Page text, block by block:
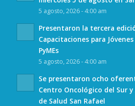
5 agosto, 2026 - 4:00 am
Presentaron la tercera
Capacitaciones para
PyMEs
5 agosto, 2026 - 4:00 am
Se presentaron ocho
Centro Oncológico del Sur
de Salud San Rafael